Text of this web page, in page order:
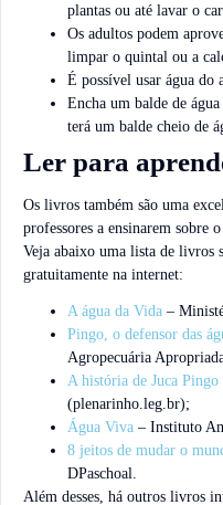
plantas ou até lavar o
Os adultos podem
limpar o quintal ou a
É possível usar água do
Encha um balde de
terá um balde cheio de
Ler para
Os livros também são uma
professores a ensinarem sobre
Veja abaixo uma lista de livros
gratuitamente na internet:
A água da Vida –
Pingo, o defensor das
Agropecuária
A história de Juca Pingo
(plenarinho.leg.br);
Água Viva – Instituto
8 jeitos de mudar o
DPaschoal.
Além desses, há outros livros